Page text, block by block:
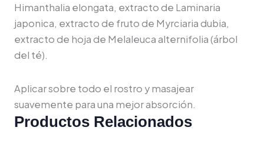
Himanthalia elongata, extracto de Laminaria
japonica, extracto de fruto de Myrciaria dubia,
extracto de hoja de Melaleuca alternifolia (árbol
del té).
Aplicar sobre todo el rostro y masajear
suavemente para una mejor absorción.
Productos Relacionados